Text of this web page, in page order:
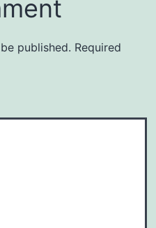
published. Required